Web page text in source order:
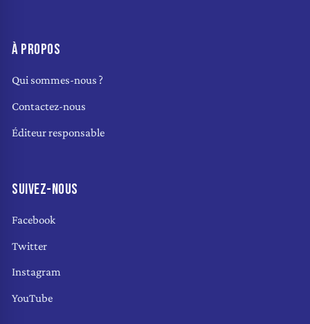
À PROPOS
Qui sommes-nous ?
Contactez-nous
Éditeur responsable
SUIVEZ-NOUS
Facebook
Twitter
Instagram
YouTube